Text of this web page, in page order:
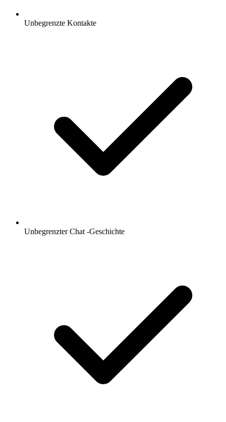
Unbegrenzte Kontakte
Unbegrenzter Chat -Geschichte